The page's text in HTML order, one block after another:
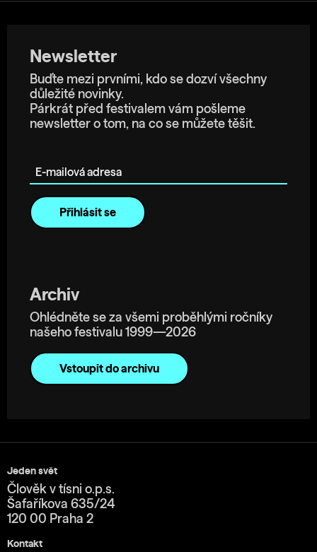
Newsletter
Buďte mezi prvními, kdo se dozví všechny
důležité novinky.
Párkrát před festivalem vám pošleme
newsletter o tom, na co se můžete těšit.
Archiv
Ohlédněte se za všemi proběhlými ročníky
našeho festivalu 1999—2026
Vstoupit do archivu
Jeden svět
Člověk v tísni o.p.s.
Šafaříkova 635/24
120 00 Praha 2
Kontakt